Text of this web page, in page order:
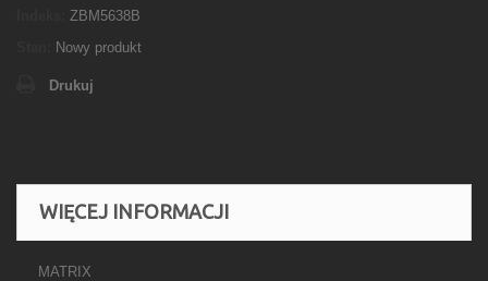
ZBM5638B
Nowy produkt
Drukuj
WIĘCEJ INFORMACJI
MATRIX